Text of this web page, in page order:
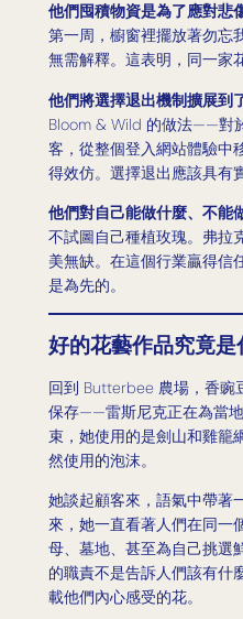
他們囤積物資是為了應對悲
第一周，櫥窗裡擺放著勿忘
無需解釋。這表明，同一家
他們將選擇退出機制擴展到
Bloom & Wild 的做法——對
客，從整個登入網站體驗
得效仿。選擇退出應該具有
他們對自己能做什麼、不能
不試圖自己種植玫瑰。弗拉
美無缺。在這個行業贏得信
是為先的。
好的花藝作品究竟
回到 Butterbee 農場，香
保存——雷斯尼克正在為當
束，她使用的是劍山和雞籠
然使用的泡沫。
她談起顧客來，語氣中帶著
來，她一直看著人們在同一
母、墓地、甚至為自己挑選
的職責不是告訴人們該有什
載他們內心感受的花。